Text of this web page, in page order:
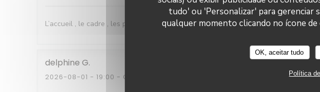
tudo' ou 'Personalizar' para gerenciar
qualquer momento clicando no ícone
OK, aceitar tudo
Política
L’accueil , le cadre , les plats sont délicats et succulents
delphine G
2026-08-01 - 19:00 - GUESTS 2 5/5